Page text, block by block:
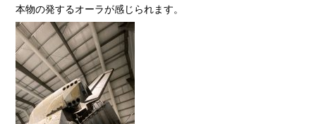
本物の発するオーラが感じられます。